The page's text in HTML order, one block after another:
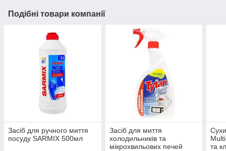
Подібні товари компанії
Засіб для ручного миття
посуду SARMIX 500мл
Засіб для миття
холодильників та
мікрохвильових печей
та